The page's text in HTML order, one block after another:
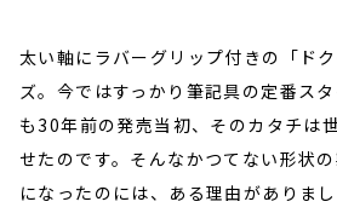
太い軸にラバーグリップ付きの「ド
ズ。今ではすっかり筆記具の定番ス
も30年前の発売当初、そのカタチは
せたのです。そんなかつてない形状
になったのには、ある理由がありま